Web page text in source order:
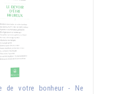
de votre bonheur - Ne